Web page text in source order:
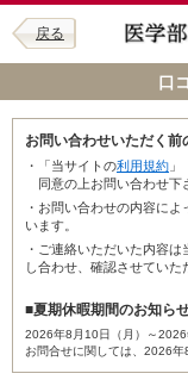
戻る
口
お問い合わせいただく前
・「当サイトの利用規約 」
同意の上お問い合わせ下
・お問い合わせの内容に
います。
・ご連絡いただいた内容は
し合わせ、確認させていた
■夏期休暇期間のお知ら
2026年8月10日（月）～2026
お問合せに関しては、2026年